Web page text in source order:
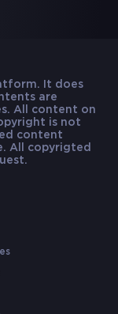
It does
are
All content on
is not
content
All copyrigted